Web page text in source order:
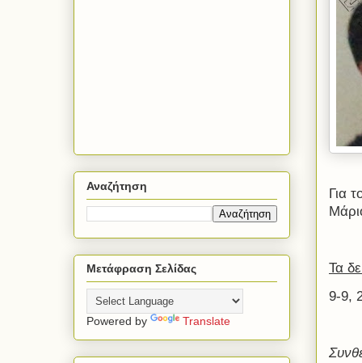
Για
Τα
9-9,
Αναζήτηση
Μετάφραση Σελίδας
Powered by Translate